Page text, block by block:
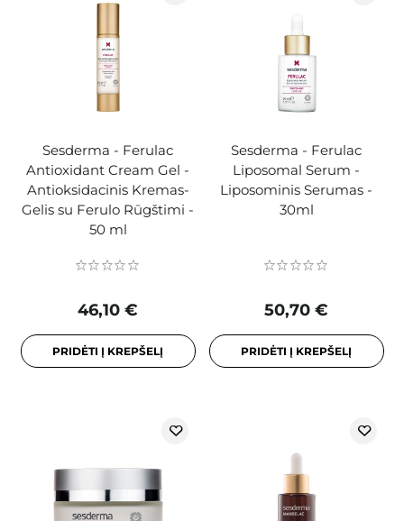
Sesderma - Ferulac
Antioxidant Cream Gel -
Antioksidacinis Kremas-
Gelis su Ferulo Rūgštimi -
50 ml
46,10 €
PRIDĖTI Į KREPŠELĮ
Sesderma - Ferulac
Liposomal Serum -
Liposominis Serumas -
30ml
50,70 €
PRIDĖTI Į KREPŠELĮ